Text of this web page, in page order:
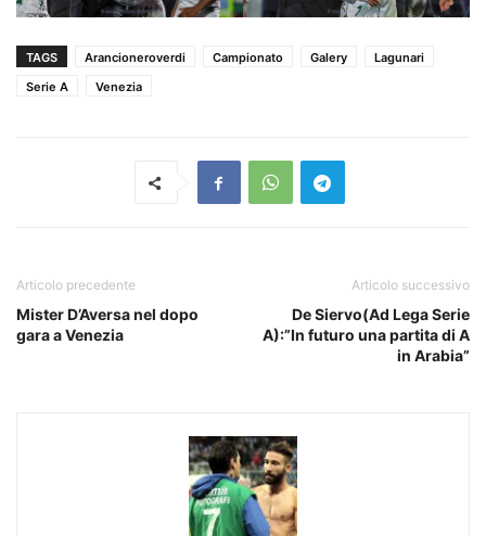
TAGS Arancioneroverdi Campionato Galery
Lagunari
Serie A
Venezia
Articolo precedente
Mister D’Aversa nel dopo
gara a Venezia
Articolo successivo
De Siervo(Ad Lega Serie
A):”In futuro una partita di A
in Arabia”